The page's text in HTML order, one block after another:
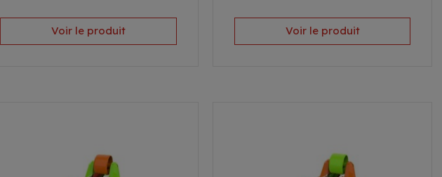
Voir le produit Voir le produit